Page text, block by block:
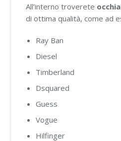
All’interno troverete
di ottima qualità, come ad
Ray Ban
Diesel
Timberland
Dsquared
Guess
Vogue
Hilfinger